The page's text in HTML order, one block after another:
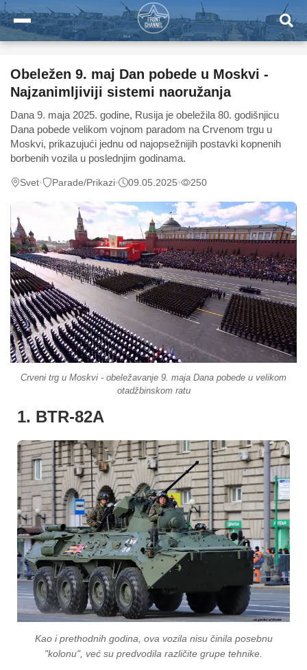
Obeležen 9. maj Dan pobede u Moskvi -
Najzanimljiviji sistemi naoružanja
Dana 9. maja 2025. godine, Rusija je obeležila 80. godišnjicu
Dana pobede velikom vojnom paradom na Crvenom trgu u
Moskvi, prikazujući jednu od najopsežnijih postavki kopnenih
borbenih vozila u poslednjim godinama.
Svet• Parade/Prikazi• 09.05.2025• 250
0
Crveni trg u Moskvi - obeležavanje 9. maja Dana pobede u velikom
otadžbinskom ratu
1. BTR-82A
Kao i prethodnih godina, ova vozila nisu činila posebnu
"kolonu", već su predvodila različite grupe tehnike.